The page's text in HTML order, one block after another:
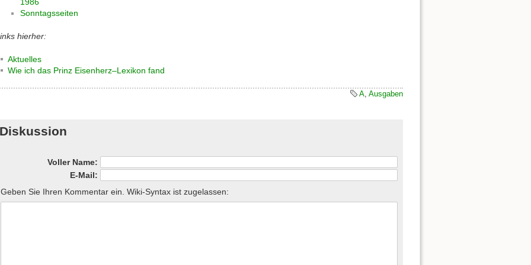
1986
Sonntagsseiten
hierher:
Aktuelles
Wie ich das Prinz Eisenherz–Lexikon fand
A, Ausgaben
Diskussion
Voller Name:
E-Mail:
Geben Sie Ihren Kommentar ein. Wiki-Syntax ist zugelassen: